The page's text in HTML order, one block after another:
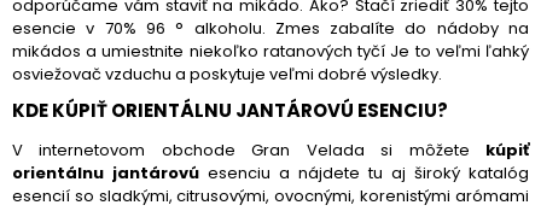
odporúčame vám staviť na mikádo. Ako? Stačí zriediť 30% tejto
esencie v 70% 96 ° alkoholu. Zmes zabalíte do nádoby na
mikádos a umiestnite niekoľko ratanových tyčí Je to veľmi ľahký
osviežovač vzduchu a poskytuje veľmi dobré výsledky.
KDE KÚPIŤ ORIENTÁLNU JANTÁROVÚ ESENCIU?
V internetovom obchode Gran Velada si môžete kúpiť
orientálnu jantárovú esenciu a nájdete tu aj široký katalóg
esencií so sladkými, citrusovými, ovocnými, korenistými arómami